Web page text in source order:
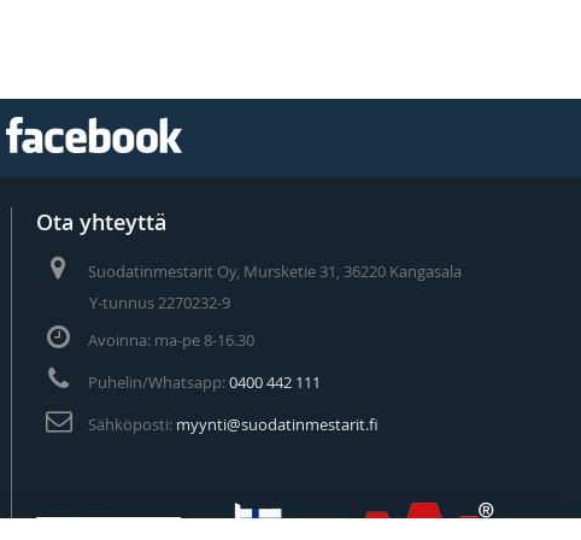
Ota yhteyttä
Suodatinmestarit Oy, Mursketie 31, 36220 Kangasala
Y-tunnus 2270232-9
Avoinna: ma-pe 8-16.30
Puhelin/Whatsapp:0400 442 111
Sähköposti: myynti@suodatinmestarit.fi